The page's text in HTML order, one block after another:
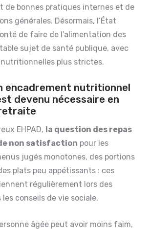
de bonnes pratiques internes et de
générales. Désormais, l’État
de faire de l’alimentation des
sujet de santé publique, avec
plus strictes.
encadrement nutritionnel
devenu nécessaire en
EHPAD, la question des repas
non satisfaction pour les
jugés monotones, des portions
plats peu appétissants : ces
régulièrement lors des
conseils de vie sociale.
âgée peut avoir moins faim,